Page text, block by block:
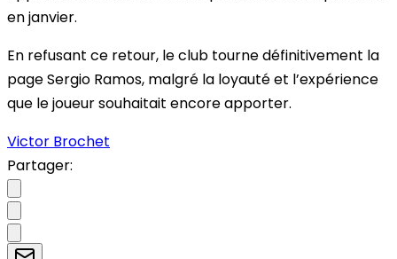
en janvier.
En refusant ce retour, le club tourne définitivement la
page Sergio Ramos, malgré la loyauté et l’expérience
que le joueur souhaitait encore apporter.
Victor Brochet
Partager: